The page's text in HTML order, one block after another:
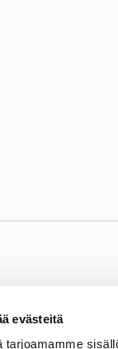
evästeitä
tarjoamamme
Jyväskylä
Nova